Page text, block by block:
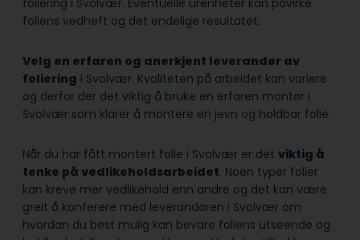
foliens vedheft og det endelige resultatet.
Velg en erfaren og anerkjent leverandør av
foliering i Svolvær. Kvaliteten på arbeidet kan variere
og derfor der det viktig å bruke en erfaren montør i
Svolvær som klarer å montere en jevn og holdbar folie.
Når du har fått montert folie i Svolvær er det viktig å
tenke på vedlikeholdsarbeidet. Noen typer folier
kan kreve mer vedlikehold enn andre og det kan være
greit å konferere med leverandøren i Svolvær om
hvordan du best mulig kan bevare foliens utseende og